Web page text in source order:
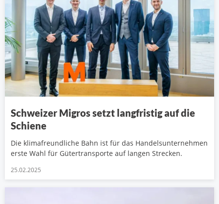
Schweizer Migros setzt langfristig auf die
Schiene
Die klimafreundliche Bahn ist für das Handelsunternehmen
erste Wahl für Gütertransporte auf langen Strecken.
25.02.2025